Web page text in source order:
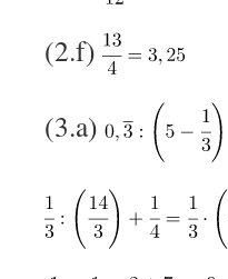
(2.f)
(3.a)